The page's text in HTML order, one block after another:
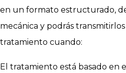
en un formato estructurado,
mecánica y podrás
tratamiento cuando:
El tratamiento está basado en